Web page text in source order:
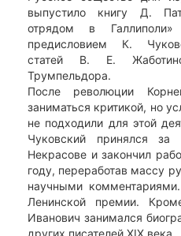
выпустило книгу Д.
отрядом в
предисловием К.
статей В. Е.
Трумпельдора.
После революции
заниматься критикой, но
не подходили для этой
Чуковский принялся
Некрасове и закончил
году, переработав массу
научными
Ленинской премии.
Иванович занимался
других писателей XIX века.